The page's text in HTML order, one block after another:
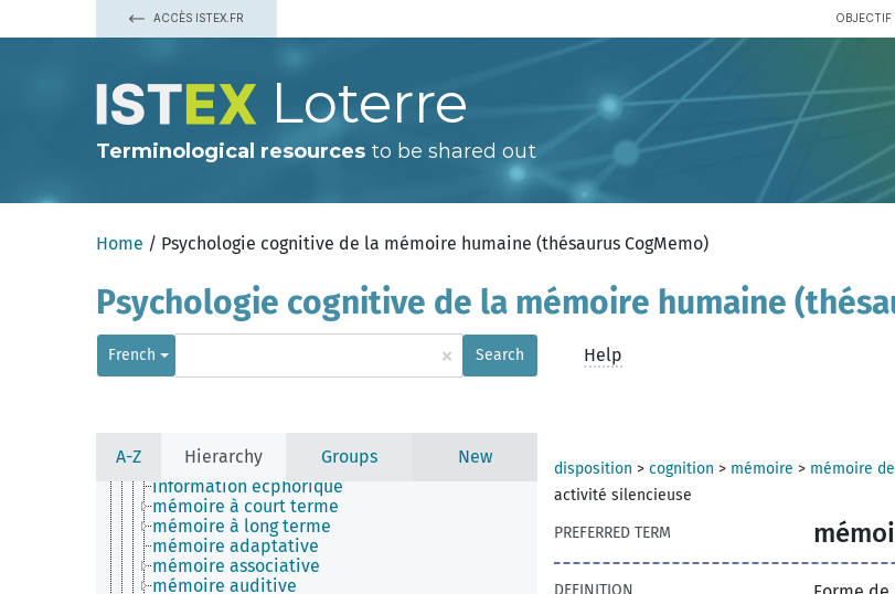
ACCÈS ISTEX.FR OBJECTIF
Loterre
Terminological resources to be shared out
Home / Psychologie cognitive de la mémoire humaine (thésaurus CogMemo)
Psychologie cognitive de la mémoire humaine
French × Search Help
A-Z Hierarchy Groups New
disposition
cognition
apprentissage
émotion
hyperphantasie
discrimination mnémonique
engramme
information ecphorique
mémoire à court terme
mémoire à long terme
mémoire adaptative
mémoire associative
mémoire auditive
disposition > cognition > mémoire > mémoire
activité silencieuse
PREFERRED TERM
DEFINITION